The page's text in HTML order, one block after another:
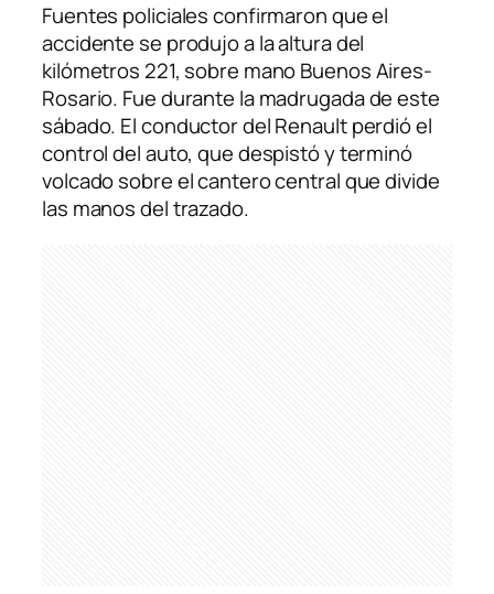
Fuentes policiales confirmaron que el
accidente se produjo a la altura del
kilómetros 221, sobre mano Buenos Aires-
Rosario. Fue durante la madrugada de este
sábado. El conductor del Renault perdió el
control del auto, que despistó y terminó
volcado sobre el cantero central que divide
las manos del trazado.